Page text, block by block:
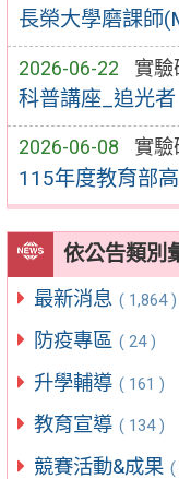
長榮大學磨課師
2026-06-22 實驗
科普講座_追光
2026-06-08 實驗
115年度教育部
依公告類別
最新消息 ( 1,864 )
防疫專區 ( 24 )
升學輔導 ( 161 )
教育宣導 ( 134 )
競賽活動&成果 (